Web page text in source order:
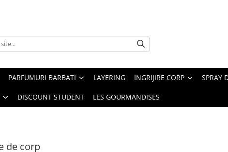
PARFUMURI BARBATI LAYERING INGRIJIRE CORP SPRAY
DISCOUNT STUDENT LES GOURMANDISES
de corp